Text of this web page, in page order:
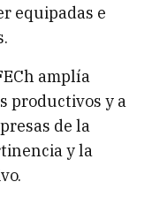
equipadas e
amplía
productivos y a
de la
y la